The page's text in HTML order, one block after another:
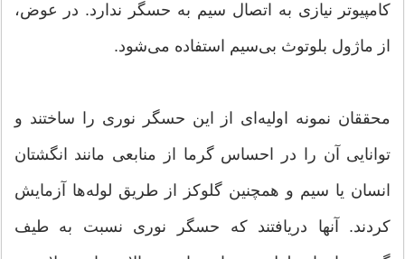
کامپیوتر نیازی به اتصال سیم به حسگر ندارد. در عوض،
از ماژول بلوتوث بی‌سیم استفاده می‌شود.
محققان نمونه اولیه‌ای از این حسگر نوری را ساختند و
توانایی آن را در احساس گرما از منابعی مانند انگشتان
انسان یا سیم و همچنین گلوکز از طریق لوله‌ها آزمایش
کردند. آنها دریافتند که حسگر نوری نسبت به طیف